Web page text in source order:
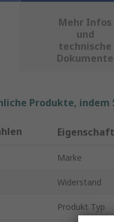
Mehr Infos
und
technische
Dokumente
Produkte,
Eigenschaft
Marke
Widerstand
Produkt Typ